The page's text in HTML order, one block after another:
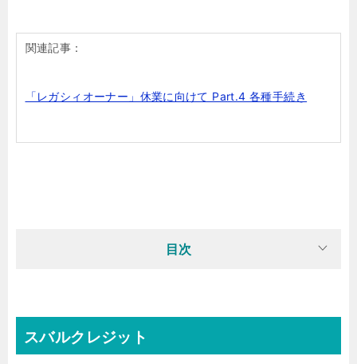
関連記事：
「レガシィオーナー」休業に向けて Part.4 各種手続き
目次
スバルクレジット